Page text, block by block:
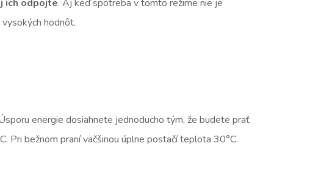
ich odpojte. Aj keď spotreba v tomto režime nie je
hodnôt.
energie dosiahnete jednoducho tým, že budete prať
Pri bežnom praní väčšinou úplne postačí teplota 30°C.